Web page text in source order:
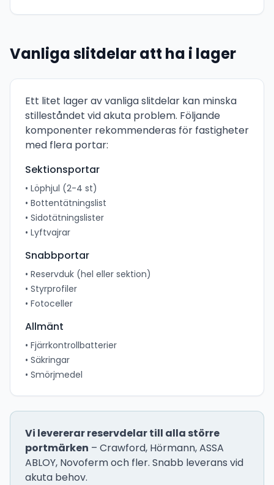
Vanliga slitdelar att ha i lager
Ett litet lager av vanliga slitdelar kan minska
stilleståndet vid akuta problem. Följande
komponenter rekommenderas för fastigheter
med flera portar:
Sektionsportar
• Löphjul (2-4 st)
• Bottentätningslist
• Sidotätningslister
• Lyftvajrar
Snabbportar
• Reservduk (hel eller sektion)
• Styrprofiler
• Fotoceller
Allmänt
• Fjärrkontrollbatterier
• Säkringar
• Smörjmedel
Vi levererar reservdelar till alla större
portmärken – Crawford, Hörmann, ASSA
ABLOY, Novoferm och fler. Snabb leverans vid
akuta behov.